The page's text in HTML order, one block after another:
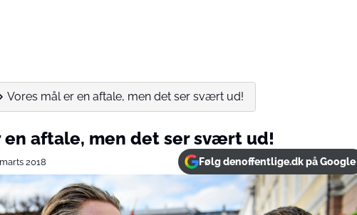
Vores mål er en aftale, men det ser svært ud!
en aftale, men det ser svært ud!
2018 Følg denoffentlige.dk på Google